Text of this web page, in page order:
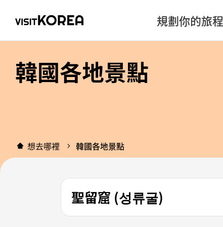
規劃你的旅程
韓國各地景點
想去哪裡 韓國各地景點
聖留窟 (성류굴)